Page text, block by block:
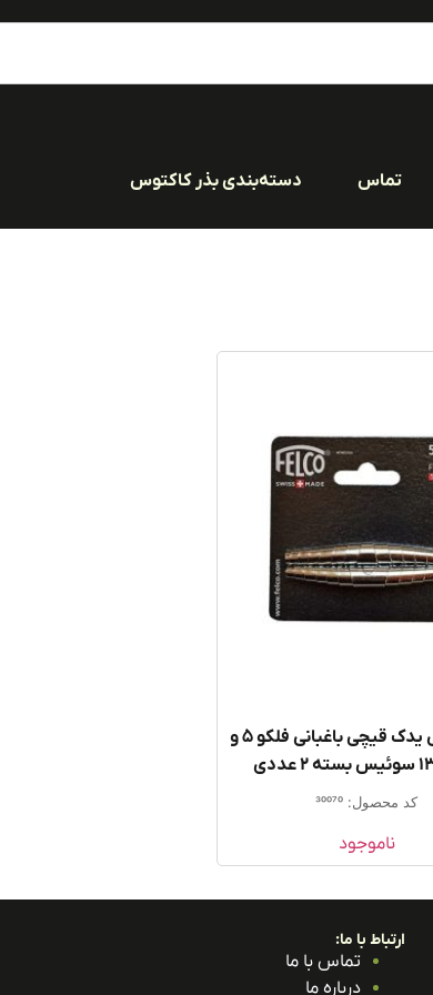
تماس دسته‌بندی بذر کاکتوس
فنر حلزونی یدک قیچی باغبانی فلکو ۵ و
کد محصول: 30070
ناموجود
ارتباط با ما:
تماس با ما
درباره ما